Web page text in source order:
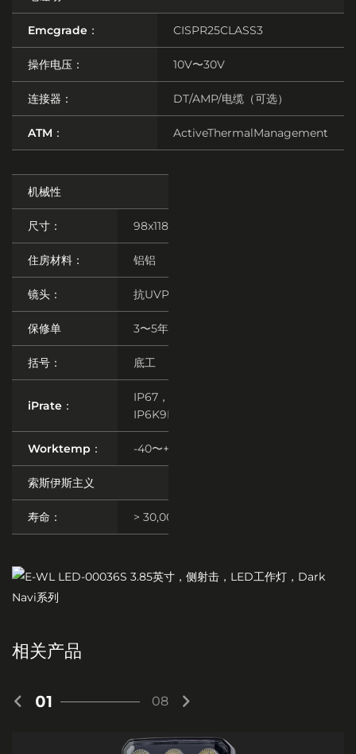
Emcgrade： CISPR25CLASS3
操作电压： 10V〜30V
连接器： DT/AMP/电缆（可选）
ATM： ActiveThermalManagement
机械性
尺寸： 98x118.5x40
住房材料： 铝铝
镜头： 抗UVPC
保修单 3〜5年
括号： 底工
iPrate：
IP67，
IP6K9K
Worktemp： -40〜+80°C
索斯伊斯主义
寿命： > 30,000H
相关产品
01 08